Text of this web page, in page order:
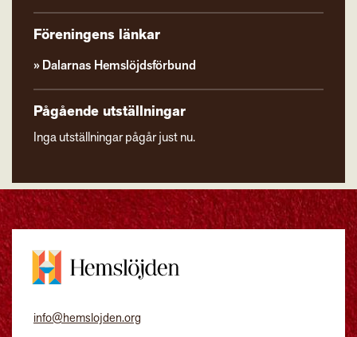
Föreningens länkar
Dalarnas Hemslöjdsförbund
Pågående utställningar
Inga utställningar pågår just nu.
info@hemslojden.org